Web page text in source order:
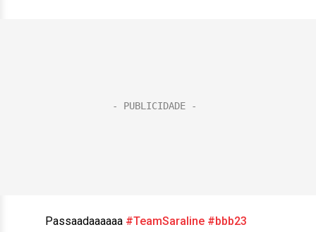
Passaadaaaaaa #TeamSaraline #bbb23